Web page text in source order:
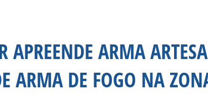
ARMA
ARMA DE FOGO NA